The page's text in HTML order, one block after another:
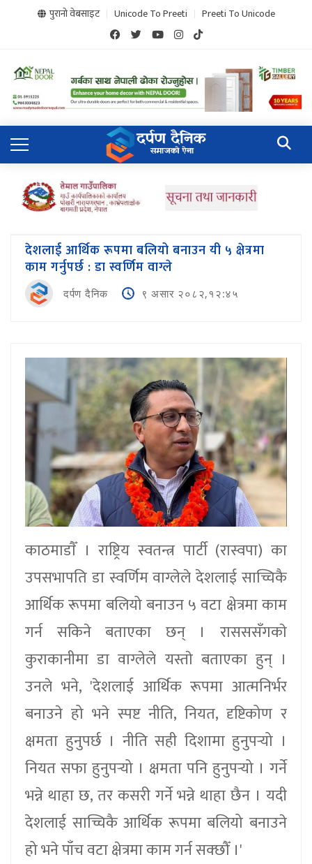
पुरानो वेबसाइट Unicode To Preeti Preeti To Unicode
देशलाई आर्थिक रूपमा बलियो बनाउन यी ५ क्षेत्रमा
काम गर्नुपर्छ : डा स्वर्णिम वाग्ले
दर्पण दैनिक ९ असार २०८२,१२:४५
काठमाडाैँ । राष्ट्रिय स्वतन्त्र पार्टी (रास्वपा) का
उपसभापति डा स्वर्णिम वाग्लेले देशलाई साच्चिकै
आर्थिक रूपमा बलियो बनाउन ५ वटा क्षेत्रमा काम
गर्न सकिने बताएका छन् । रासससँगकाे
कुराकानीमा डा वाग्लेले यस्ताे बताएका हुन् ।
उनले भने, 'देशलाई आर्थिक रूपमा आत्मनिर्भर
बनाउने हो भने स्पष्ट नीति, नियत, दृष्टिकोण र
क्षमता हुनुपर्छ । नीति सही दिशामा हुनुपर्‍यो ।
नियत सफा हुनुपर्‍यो । क्षमता पनि हुनुपर्‍यो । गर्ने
भन्ने थाहा छ, तर कसरी गर्ने भन्ने थाहा छैन । यदी
देशलाई साच्चिकै आर्थिक रूपमा बलियो बनाउने
हो भने पाँच वटा क्षेत्रमा काम गर्न सक्छौँ ।'